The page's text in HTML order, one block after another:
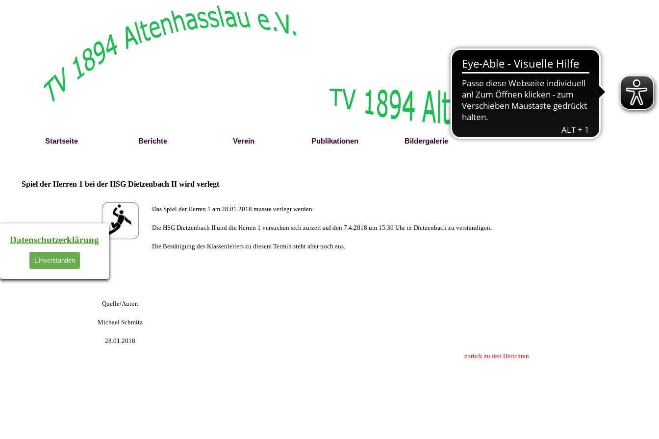
Datenschutzerklärung
Einverstanden
Startseite Berichte ▼
Verein ▼
Publikationen ▼
Bildergalerie ▼
Spiel der Herren 1 bei der HSG Dietzenbach II wird verlegt
Quelle/Autor:
Michael Schmitz
28.01.2018
Das Spiel der Herren 1 am 28.01.2018 musste verlegt werden.
Die HSG Dietzenbach II und die Herren 1 versuchen sich zurzeit auf den 7.4.2018 um 15.30 Uhr in Dietzenbach zu verständigen.
Die Bestätigung des Klassenleiters zu diesem Termin steht aber noch aus.
zurück zu den Berichten